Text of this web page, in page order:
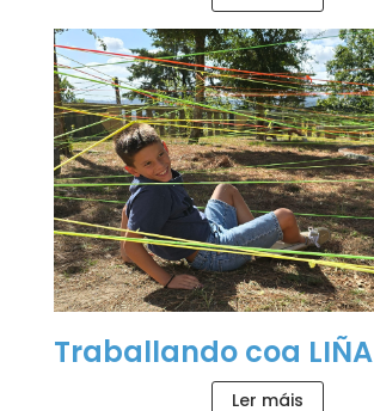
Traballando coa LIÑA
Ler máis